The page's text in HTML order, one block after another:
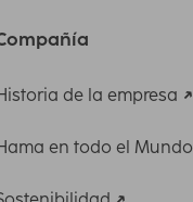
de la empresa
en todo el Mundo